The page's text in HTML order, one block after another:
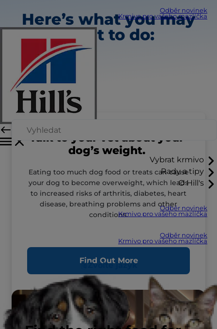
Odběr novinek
Krmivo pro vašeho mazlíčka
Vybrat krmivo
Rady a tipy
O Hill's
Odběr novinek
Krmivo pro vašeho mazlíčka
Odběr novinek
Krmivo pro vašeho mazlíčka
Zvolte jazyk
Here’s what you may
want to do:
Talk to your vet about your
dog’s weight.
Eating too much dog food or treats can cause
your dog to become overweight, which leads
to increased risks of arthritis, diabetes, heart
disease, breathing problems and other
conditions.
Find Out More